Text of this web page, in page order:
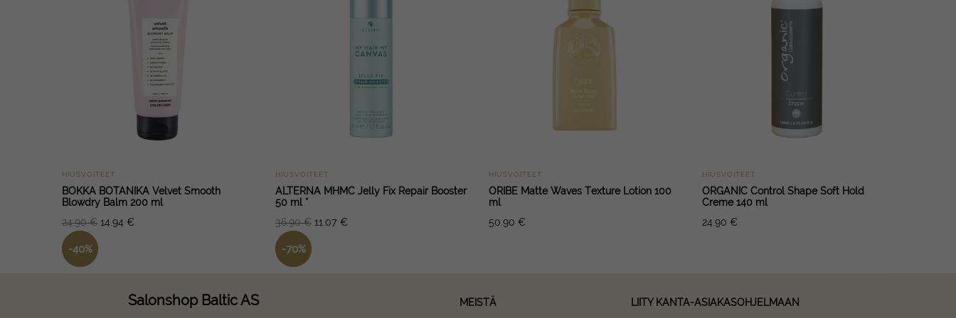
HIUSVOITEET
BOKKA BOTANIKA Velvet Smooth
Blowdry Balm 200 ml
24.90€ 14.94 €
-40%
HIUSVOITEET
ALTERNA MHMC Jelly Fix Repair Booster
50 ml *
36.90€ 11.07 €
-70%
HIUSVOITEET
ORIBE Matte Waves Texture Lotion 100
ml
50.90 €
HIUSVOITEET
ORGANIC Control Shape Soft Hold
Creme 140 ml
24.90 €
Salonshop Baltic AS MEISTÄ LIITY KANTA-ASIAKASOHJELMAAN